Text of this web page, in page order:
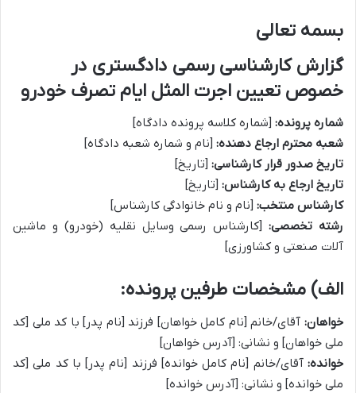
بسمه تعالی
گزارش کارشناسی رسمی دادگستری در
خصوص تعیین اجرت المثل ایام تصرف خودرو
شماره پرونده: [شماره کلاسه پرونده دادگاه]
شعبه محترم ارجاع دهنده: [نام و شماره شعبه دادگاه]
تاریخ صدور قرار کارشناسی: [تاریخ]
تاریخ ارجاع به کارشناس: [تاریخ]
کارشناس منتخب: [نام و نام خانوادگی کارشناس]
رشته تخصصی:[کارشناس رسمی وسایل نقلیه (خودرو) و ماشین
آلات صنعتی و کشاورزی]
الف) مشخصات طرفین پرونده:
خواهان: آقای/خانم [نام کامل خواهان] فرزند [نام پدر] با کد ملی [کد
ملی خواهان] و نشانی: [آدرس خواهان]
خوانده: آقای/خانم [نام کامل خوانده] فرزند [نام پدر] با کد ملی [کد
ملی خوانده] و نشانی: [آدرس خوانده]